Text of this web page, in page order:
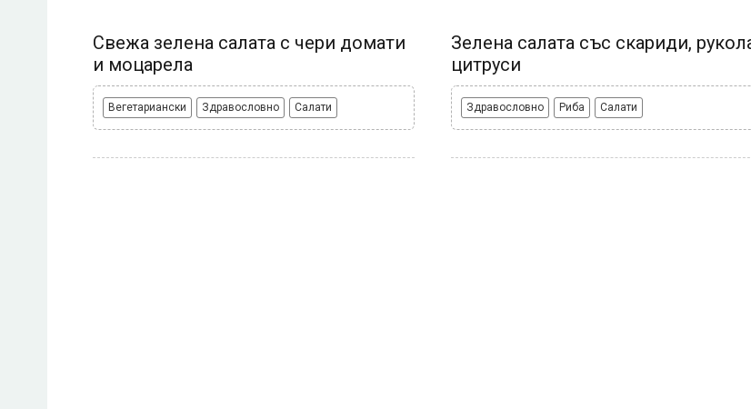
Свежа зелена салата с чери домати
и моцарела
Вегетариански Здравословно Салати
Зелена салата със скариди,
цитруси
Здравословно Риба Салати